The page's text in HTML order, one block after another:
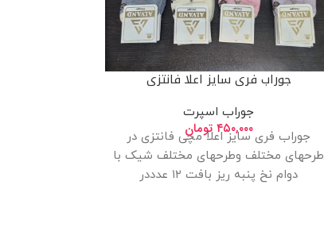
جوراب فری سایز اعلا فانتزی
جوراب اسپرت
۴۵۰,۰۰۰ تومان
جوراب فری سایز اعلا مچی فانتزی در
طرحهای مختلف وطرحهای مختلف شیک با
دوام نخ پنبه ریز بافت ۱۲ عدددر